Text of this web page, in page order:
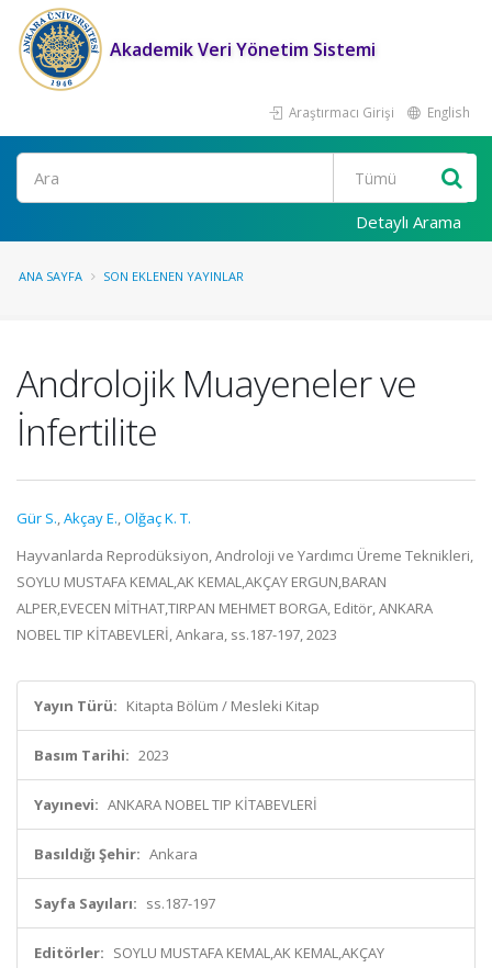
Akademik Veri Yönetim Sistemi
Araştırmacı Girişi English
Ara
Detaylı Arama
ANA SAYFA SON EKLENEN YAYINLAR
Androlojik Muayeneler ve
İnfertilite
Gür S.,Akçay E.,Olğaç K. T.
Hayvanlarda Reprodüksiyon, Androloji ve Yardımcı Üreme Teknikleri,
SOYLU MUSTAFA KEMAL,AK KEMAL,AKÇAY ERGUN,BARAN
ALPER,EVECEN MİTHAT,TIRPAN MEHMET BORGA, Editör, ANKARA
NOBEL TIP KİTABEVLERİ, Ankara, ss.187-197, 2023
Yayın Türü: Kitapta Bölüm / Mesleki Kitap
Basım Tarihi: 2023
Yayınevi: ANKARA NOBEL TIP KİTABEVLERİ
Basıldığı Şehir: Ankara
Sayfa Sayıları: ss.187-197
Editörler: SOYLU MUSTAFA KEMAL,AK KEMAL,AKÇAY